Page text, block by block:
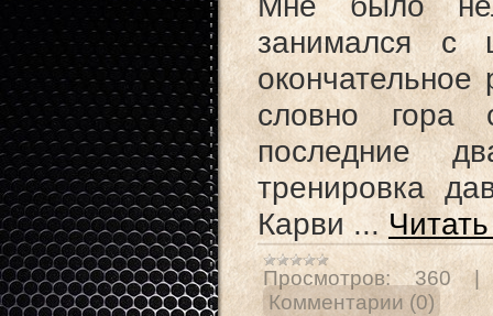
занимался с
словно гора
последние
тренировка
Карви...
Просмотров: 360
Комментарии (0)